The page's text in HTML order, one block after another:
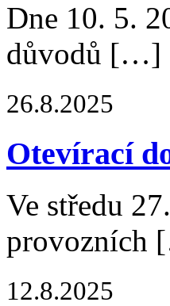
Dne 10. 5.
důvodů […]
26.8.2025
Otevírací
Ve středu
provozních
12.8.2025